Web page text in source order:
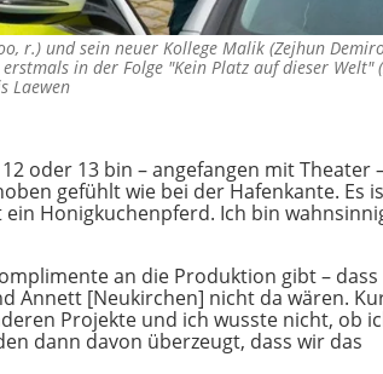
r.) und sein neuer Kollege Malik (Zejhun
in der Folge "Kein Platz auf dieser Welt"
Laewen
oder 13 bin – angefangen mit Theater
gefühlt wie bei der Hafenkante. Es
Honigkuchenpferd. Ich bin
an die Produktion gibt –
Annett [Neukirchen] nicht da wären.
Projekte und ich wusste nicht, ob
dann davon überzeugt, dass wir das